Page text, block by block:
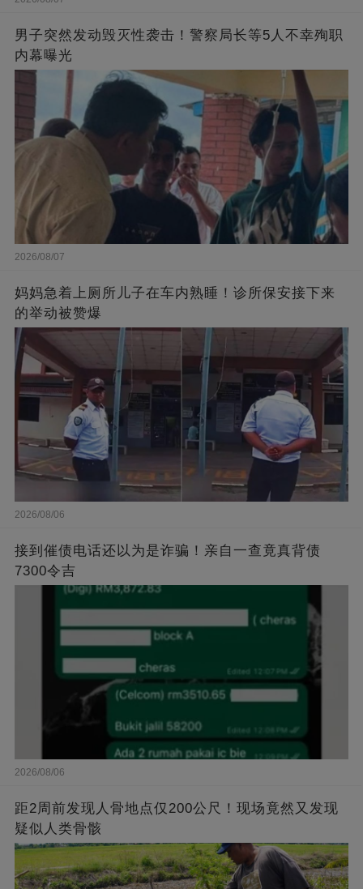
男子突然发动毁灭性袭击！警察局长等5人不幸殉职
内幕曝光
2026/08/07
妈妈急着上厕所儿子在车内熟睡！诊所保安接下来
的举动被赞爆
2026/08/06
接到催债电话还以为是诈骗！亲自一查竟真背债
7300令吉
2026/08/06
距2周前发现人骨地点仅200公尺！现场竟然又发现
疑似人类骨骸